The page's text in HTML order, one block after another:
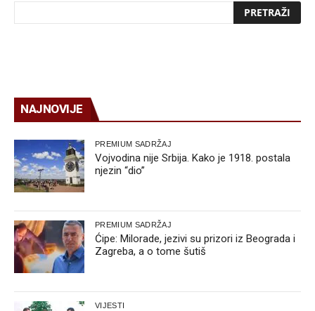
NAJNOVIJE
PREMIUM SADRŽAJ
Vojvodina nije Srbija. Kako je 1918. postala
njezin “dio”
PREMIUM SADRŽAJ
Ćipe: Milorade, jezivi su prizori iz Beograda i
Zagreba, a o tome šutiš
VIJESTI